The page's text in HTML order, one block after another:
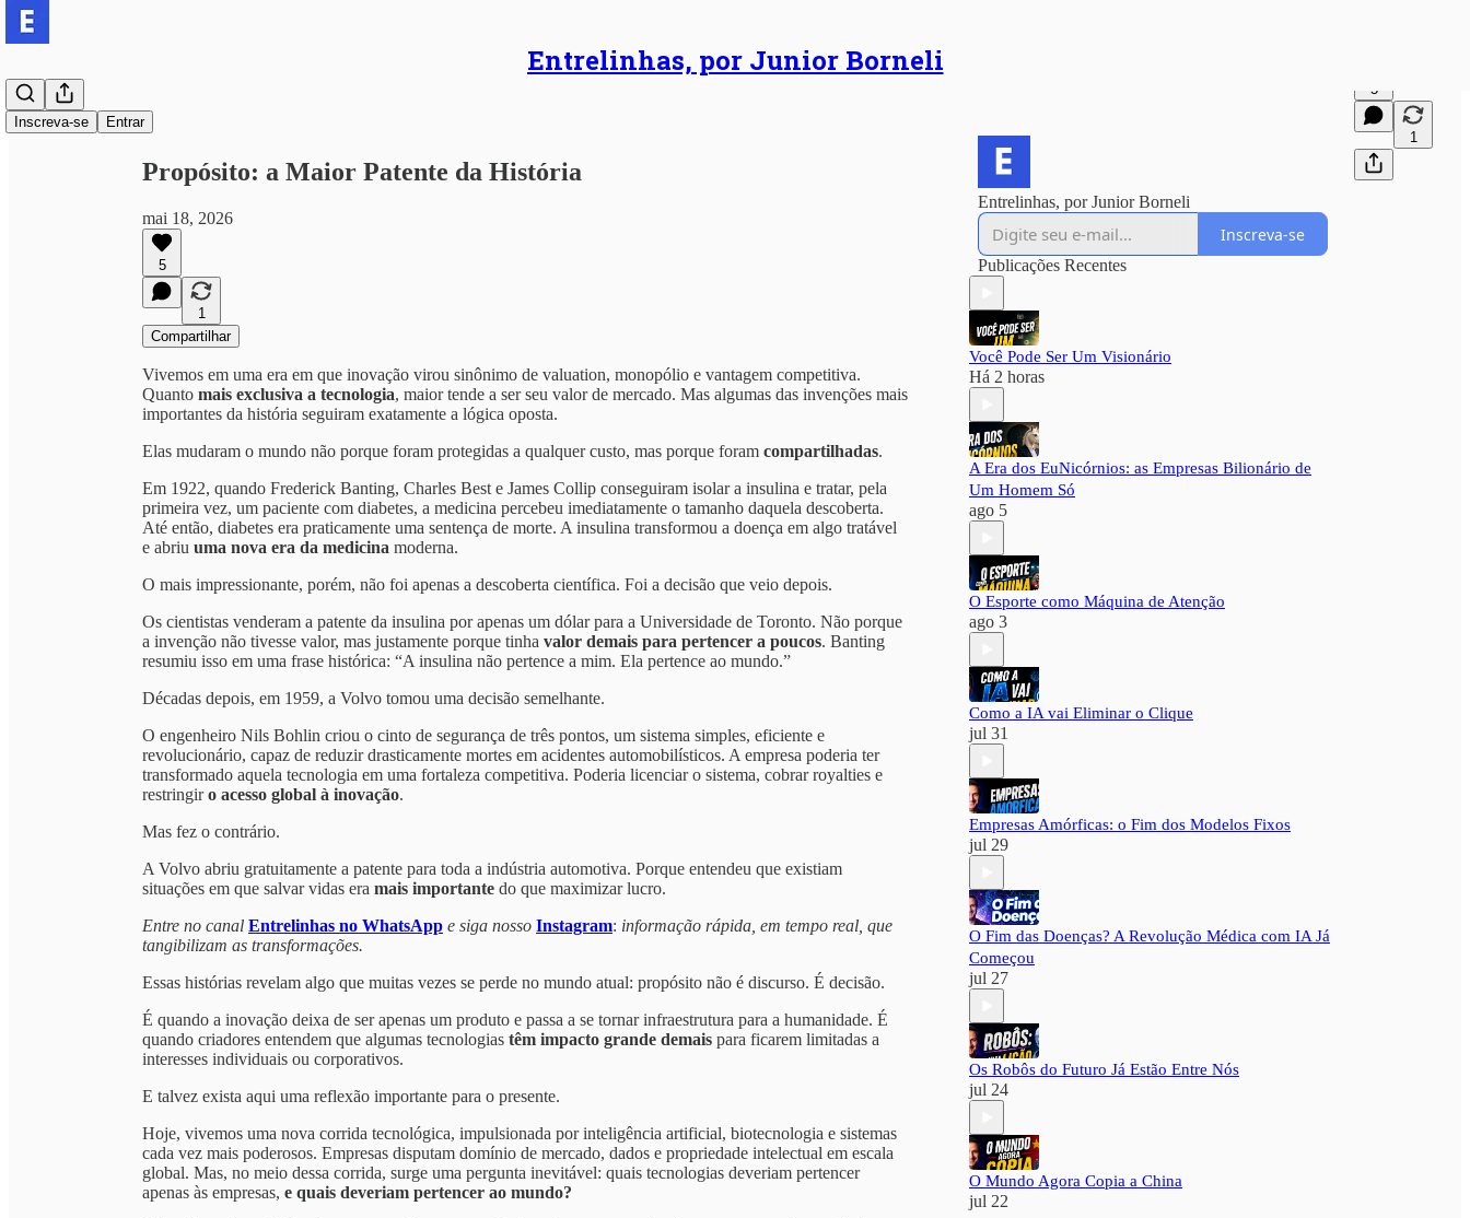
Entrelinhas, por Junior Borneli
Inscreva-se Entrar
5
1
Propósito: a Maior Patente da História
mai 18, 2026
5
1
Compartilhar
Vivemos em uma era em que inovação virou sinônimo de valuation, monopólio e vantagem competitiva.
Quanto mais exclusiva a tecnologia, maior tende a ser seu valor de mercado. Mas algumas das invenções mais
importantes da história seguiram exatamente a lógica oposta.
Elas mudaram o mundo não porque foram protegidas a qualquer custo, mas porque foram compartilhadas.
Em 1922, quando Frederick Banting, Charles Best e James Collip conseguiram isolar a insulina e tratar, pela
primeira vez, um paciente com diabetes, a medicina percebeu imediatamente o tamanho daquela descoberta.
Até então, diabetes era praticamente uma sentença de morte. A insulina transformou a doença em algo tratável
e abriu uma nova era da medicina moderna.
O mais impressionante, porém, não foi apenas a descoberta científica. Foi a decisão que veio depois.
Os cientistas venderam a patente da insulina por apenas um dólar para a Universidade de Toronto. Não porque
a invenção não tivesse valor, mas justamente porque tinha valor demais para pertencer a poucos. Banting
resumiu isso em uma frase histórica: “A insulina não pertence a mim. Ela pertence ao mundo.”
Décadas depois, em 1959, a Volvo tomou uma decisão semelhante.
O engenheiro Nils Bohlin criou o cinto de segurança de três pontos, um sistema simples, eficiente e
revolucionário, capaz de reduzir drasticamente mortes em acidentes automobilísticos. A empresa poderia ter
transformado aquela tecnologia em uma fortaleza competitiva. Poderia licenciar o sistema, cobrar royalties e
restringiro acesso global à inovação.
Mas fez o contrário.
A Volvo abriu gratuitamente a patente para toda a indústria automotiva. Porque entendeu que existiam
situações em que salvar vidas era mais importante do que maximizar lucro.
Entre no canal Entrelinhas no WhatsApp e siga nosso Instagram: informação rápida, em tempo real, que
tangibilizam as transformações.
Essas histórias revelam algo que muitas vezes se perde no mundo atual: propósito não é discurso. É decisão.
É quando a inovação deixa de ser apenas um produto e passa a se tornar infraestrutura para a humanidade. É
quando criadores entendem que algumas tecnologias têm impacto grande demais para ficarem limitadas a
interesses individuais ou corporativos.
E talvez exista aqui uma reflexão importante para o presente.
Hoje, vivemos uma nova corrida tecnológica, impulsionada por inteligência artificial, biotecnologia e sistemas
cada vez mais poderosos. Empresas disputam domínio de mercado, dados e propriedade intelectual em escala
global. Mas, no meio dessa corrida, surge uma pergunta inevitável: quais tecnologias deveriam pertencer
apenas às empresas, e quais deveriam pertencer ao mundo?
Entrelinhas, por Junior Borneli
Inscreva-se
Publicações Recentes
Você Pode Ser Um Visionário
Há 2 horas
A Era dos EuNicórnios: as Empresas Bilionário de
Um Homem Só
ago 5
O Esporte como Máquina de Atenção
ago 3
Como a IA vai Eliminar o Clique
jul 31
Empresas Amórficas: o Fim dos Modelos Fixos
jul 29
O Fim das Doenças? A Revolução Médica com IA Já
Começou
jul 27
Os Robôs do Futuro Já Estão Entre Nós
jul 24
O Mundo Agora Copia a China
jul 22